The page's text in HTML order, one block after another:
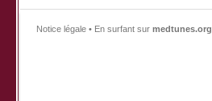
Notice légale • En surfant sur medtunes.org